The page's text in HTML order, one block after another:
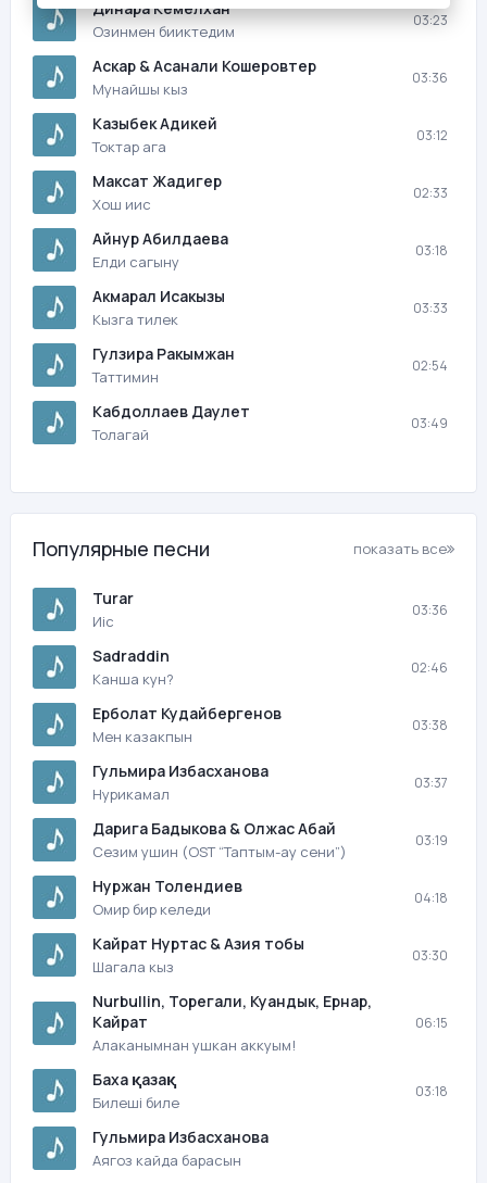
Динара Кемелхан
Озинмен бииктедим
03:23
Аскар & Асанали Кошеровтер
Мунайшы кыз
03:36
Казыбек Адикей
Токтар ага
03:12
Максат Жадигер
Хош иис
02:33
Айнур Абилдаева
Елди сагыну
03:18
Акмарал Исакызы
Кызга тилек
03:33
Гулзира Ракымжан
Таттимин
02:54
Кабдоллаев Даулет
Толагай
03:49
Популярные песни показать все
Turar
Иіс
03:36
Sadraddin
Канша кун?
02:46
Ерболат Кудайбергенов
Мен казакпын
03:38
Гульмира Избасханова
Нурикамал
03:37
Дарига Бадыкова & Олжас Абай
Сезим ушин (OST “Таптым-ау сени”)
03:19
Нуржан Толендиев
Омир бир келеди
04:18
Кайрат Нуртас & Азия тобы
Шагала кыз
03:30
Nurbullin, Торегали, Куандык, Ернар,
Кайрат
Алаканымнан ушкан аккуым!
06:15
Баха қазақ
Билеші биле
03:18
Гульмира Избасханова
Аягоз кайда барасын